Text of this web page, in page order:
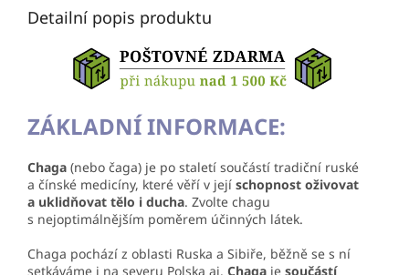
Detailní popis produktu
ZÁKLADNÍ INFORMACE:
Chaga (nebo čaga) je po staletí součástí tradiční ruské
a čínské medicíny, které věří v její schopnost oživovat
a uklidňovat tělo i ducha. Zvolte chagu
s nejoptimálnějším poměrem účinných látek.
Chaga pochází z oblasti Ruska a Sibiře, běžně se s ní
setkáváme i na severu Polska aj. Chaga je součástí